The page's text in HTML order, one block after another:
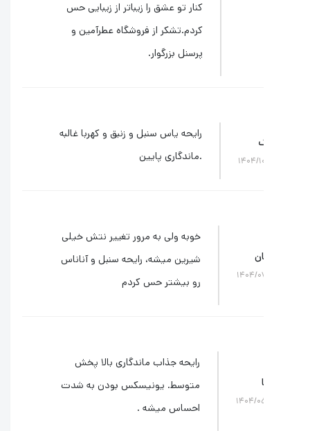
کنار تو عشق را زیباتر از زیبایی حس
کردم.تشکر از فروشگاه عطرآمین و
پرسنل بزرگوار.
رایحه یاس سنبل و زنبق و کهربا غالبه
.ماندگاری پایین
خوبه ولی به مرور تغییر نتش خیلی
شیرین میشه، رایحه سنبل و آناناس
رو بیشتر حس کردم
رایحه جذاب ماندگاری بالا پخش
متوسط. یونیسکس بودن به شدت
احساس میشه .